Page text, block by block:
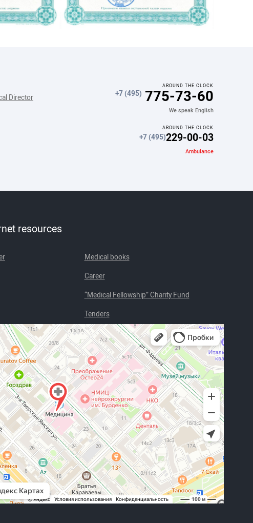
Director
AROUND THE CLOCK
+7 (495) 775-73-60
We speak English
AROUND THE CLOCK
+7 (495)229-00-03
Ambulance
resources
Medical books
Career
“Medical Fellowship” Charity Fund
Tenders